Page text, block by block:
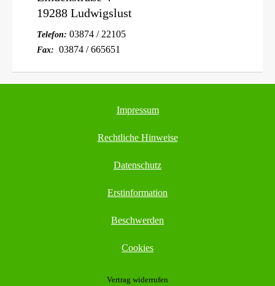
19288 Ludwigslust
Telefon: 03874 / 22105
Fax: 03874 / 665651
Impressum
Rechtliche Hinweise
Datenschutz
Erstinformation
Beschwerden
Cookies
Vertrag widerrufen